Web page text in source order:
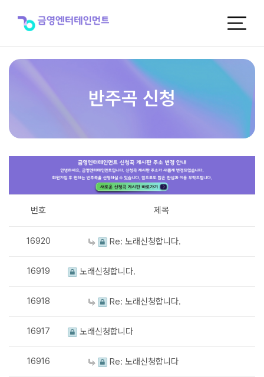
반주곡 신청
번호 제목
16920 Re: 노래신청합니다.
16919 노래신청합니다.
16918 Re: 노래신청합니다.
16917 노래신청합니다
16916 Re: 노래신청합니다